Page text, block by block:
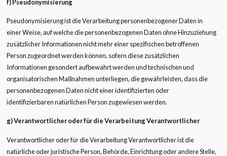
f) Pseudonymisierung
Pseudonymisierung ist die Verarbeitung personenbezogener Daten in
einer Weise, auf welche die personenbezogenen Daten ohne Hinzuziehung
zusätzlicher Informationen nicht mehr einer spezifischen betroffenen
Person zugeordnet werden können, sofern diese zusätzlichen
Informationen gesondert aufbewahrt werden und technischen und
organisatorischen Maßnahmen unterliegen, die gewährleisten, dass die
personenbezogenen Daten nicht einer identifizierten oder
identifizierbaren natürlichen Person zugewiesen werden.
g) Verantwortlicher oder für die Verarbeitung Verantwortlicher
Verantwortlicher oder für die Verarbeitung Verantwortlicher ist die
natürliche oder juristische Person, Behörde, Einrichtung oder andere Stelle,